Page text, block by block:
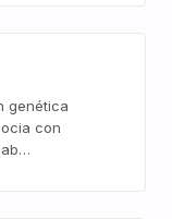
genética
con